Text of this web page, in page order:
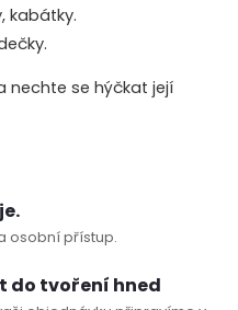
kabátky.
nechte se hýčkat její
osobní přístup.
do tvoření hned